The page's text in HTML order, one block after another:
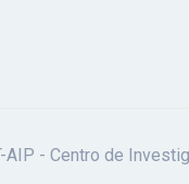
AIP - Centro de